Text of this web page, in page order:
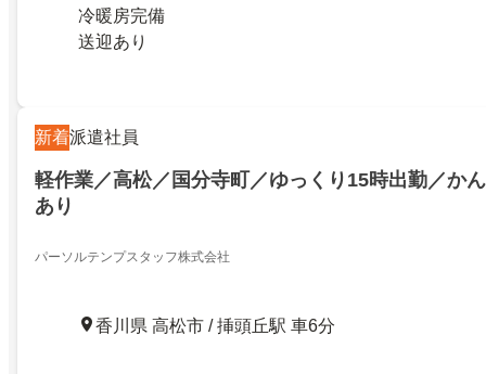
冷暖房完備
送迎あり
新着派遣社員
軽作業／高松／国分寺町／ゆっくり15時出勤／か
あり
パーソルテンプスタッフ株式会社
香川県 高松市 / 挿頭丘駅 車6分